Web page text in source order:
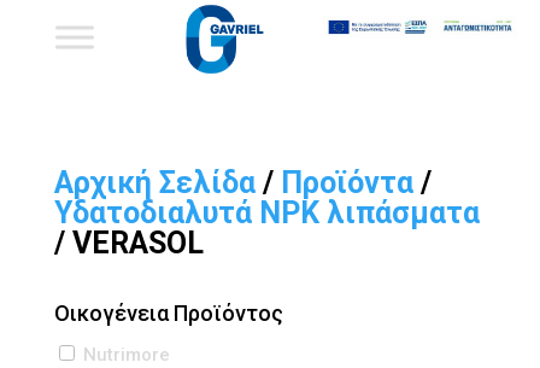
Αρχική Σελίδα/ Προϊόντα/
Υδατοδιαλυτά NPK λιπάσματα
/ VERASOL
Οικογένεια Προϊόντος
Nutrimore